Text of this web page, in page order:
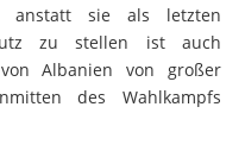
anstatt sie als letzten
zu stellen ist auch
Albanien von großer
des Wahlkampfs